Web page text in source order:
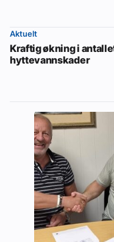
Aktuelt
Kraftig økning i
hyttevannskader